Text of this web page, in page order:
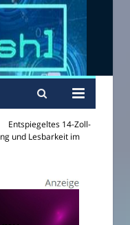
Entspiegeltes 14-Zoll-
und Lesbarkeit im